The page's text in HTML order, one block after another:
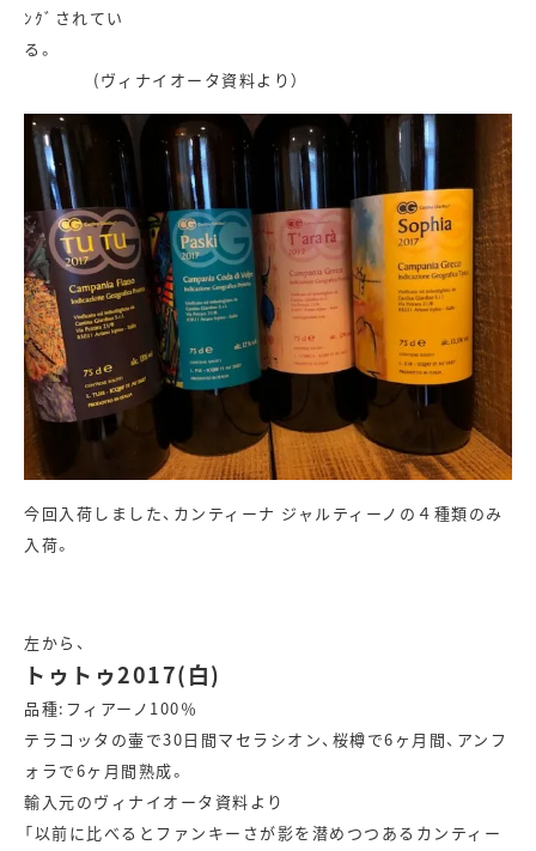
ﾝｸﾞされてい
る。
(ヴィナイオータ資料より）
今回入荷しました、カンティーナ ジャルティーノの４種類のみ
入荷。
左から、
トゥトゥ2017(白)
品種:フィアーノ100％
テラコッタの壷で30日間マセラシオン、桜樽で6ヶ月間、アンフ
ォラで6ヶ月間熟成。
輸入元のヴィナイオータ資料より
「以前に比べるとファンキーさが影を潜めつつあるカンティー